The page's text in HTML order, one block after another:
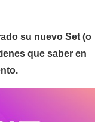
su nuevo Set (o
que saber en